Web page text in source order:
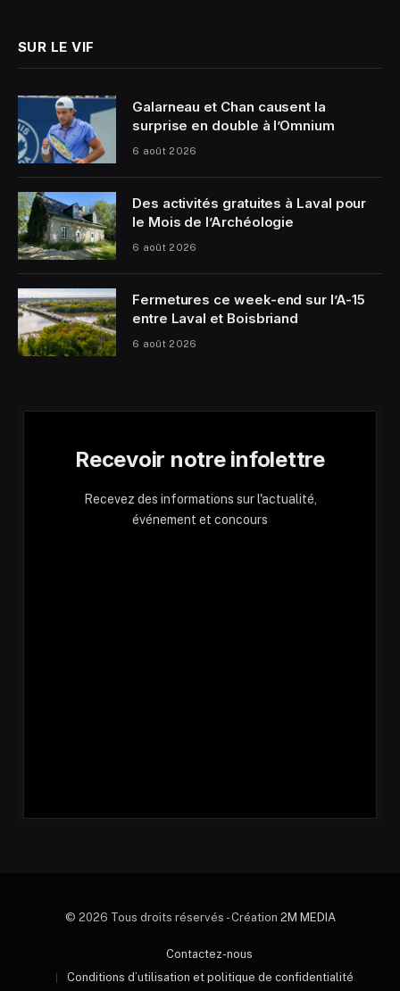
SUR LE VIF
Galarneau et Chan causent la
surprise en double à l’Omnium
6 août 2026
Des activités gratuites à Laval pour
le Mois de l’Archéologie
6 août 2026
Fermetures ce week-end sur l’A-15
entre Laval et Boisbriand
6 août 2026
Recevoir notre infolettre
Recevez des informations sur l'actualité,
événement et concours
© 2026 Tous droits réservés - Création 2M MEDIA
Contactez-nous
Conditions d’utilisation et politique de confidentialité